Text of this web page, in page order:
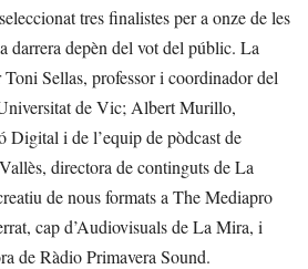
tres finalistes per a onze de les
darrera depèn del vot del públic. La
Toni Sellas, professor i coordinador del
de Vic; Albert Murillo,
Digital i de l’equip de pòdcast de
directora de continguts de La
de nous formats a The Mediapro
cap d’Audiovisuals de La Mira, i
de Ràdio Primavera Sound.